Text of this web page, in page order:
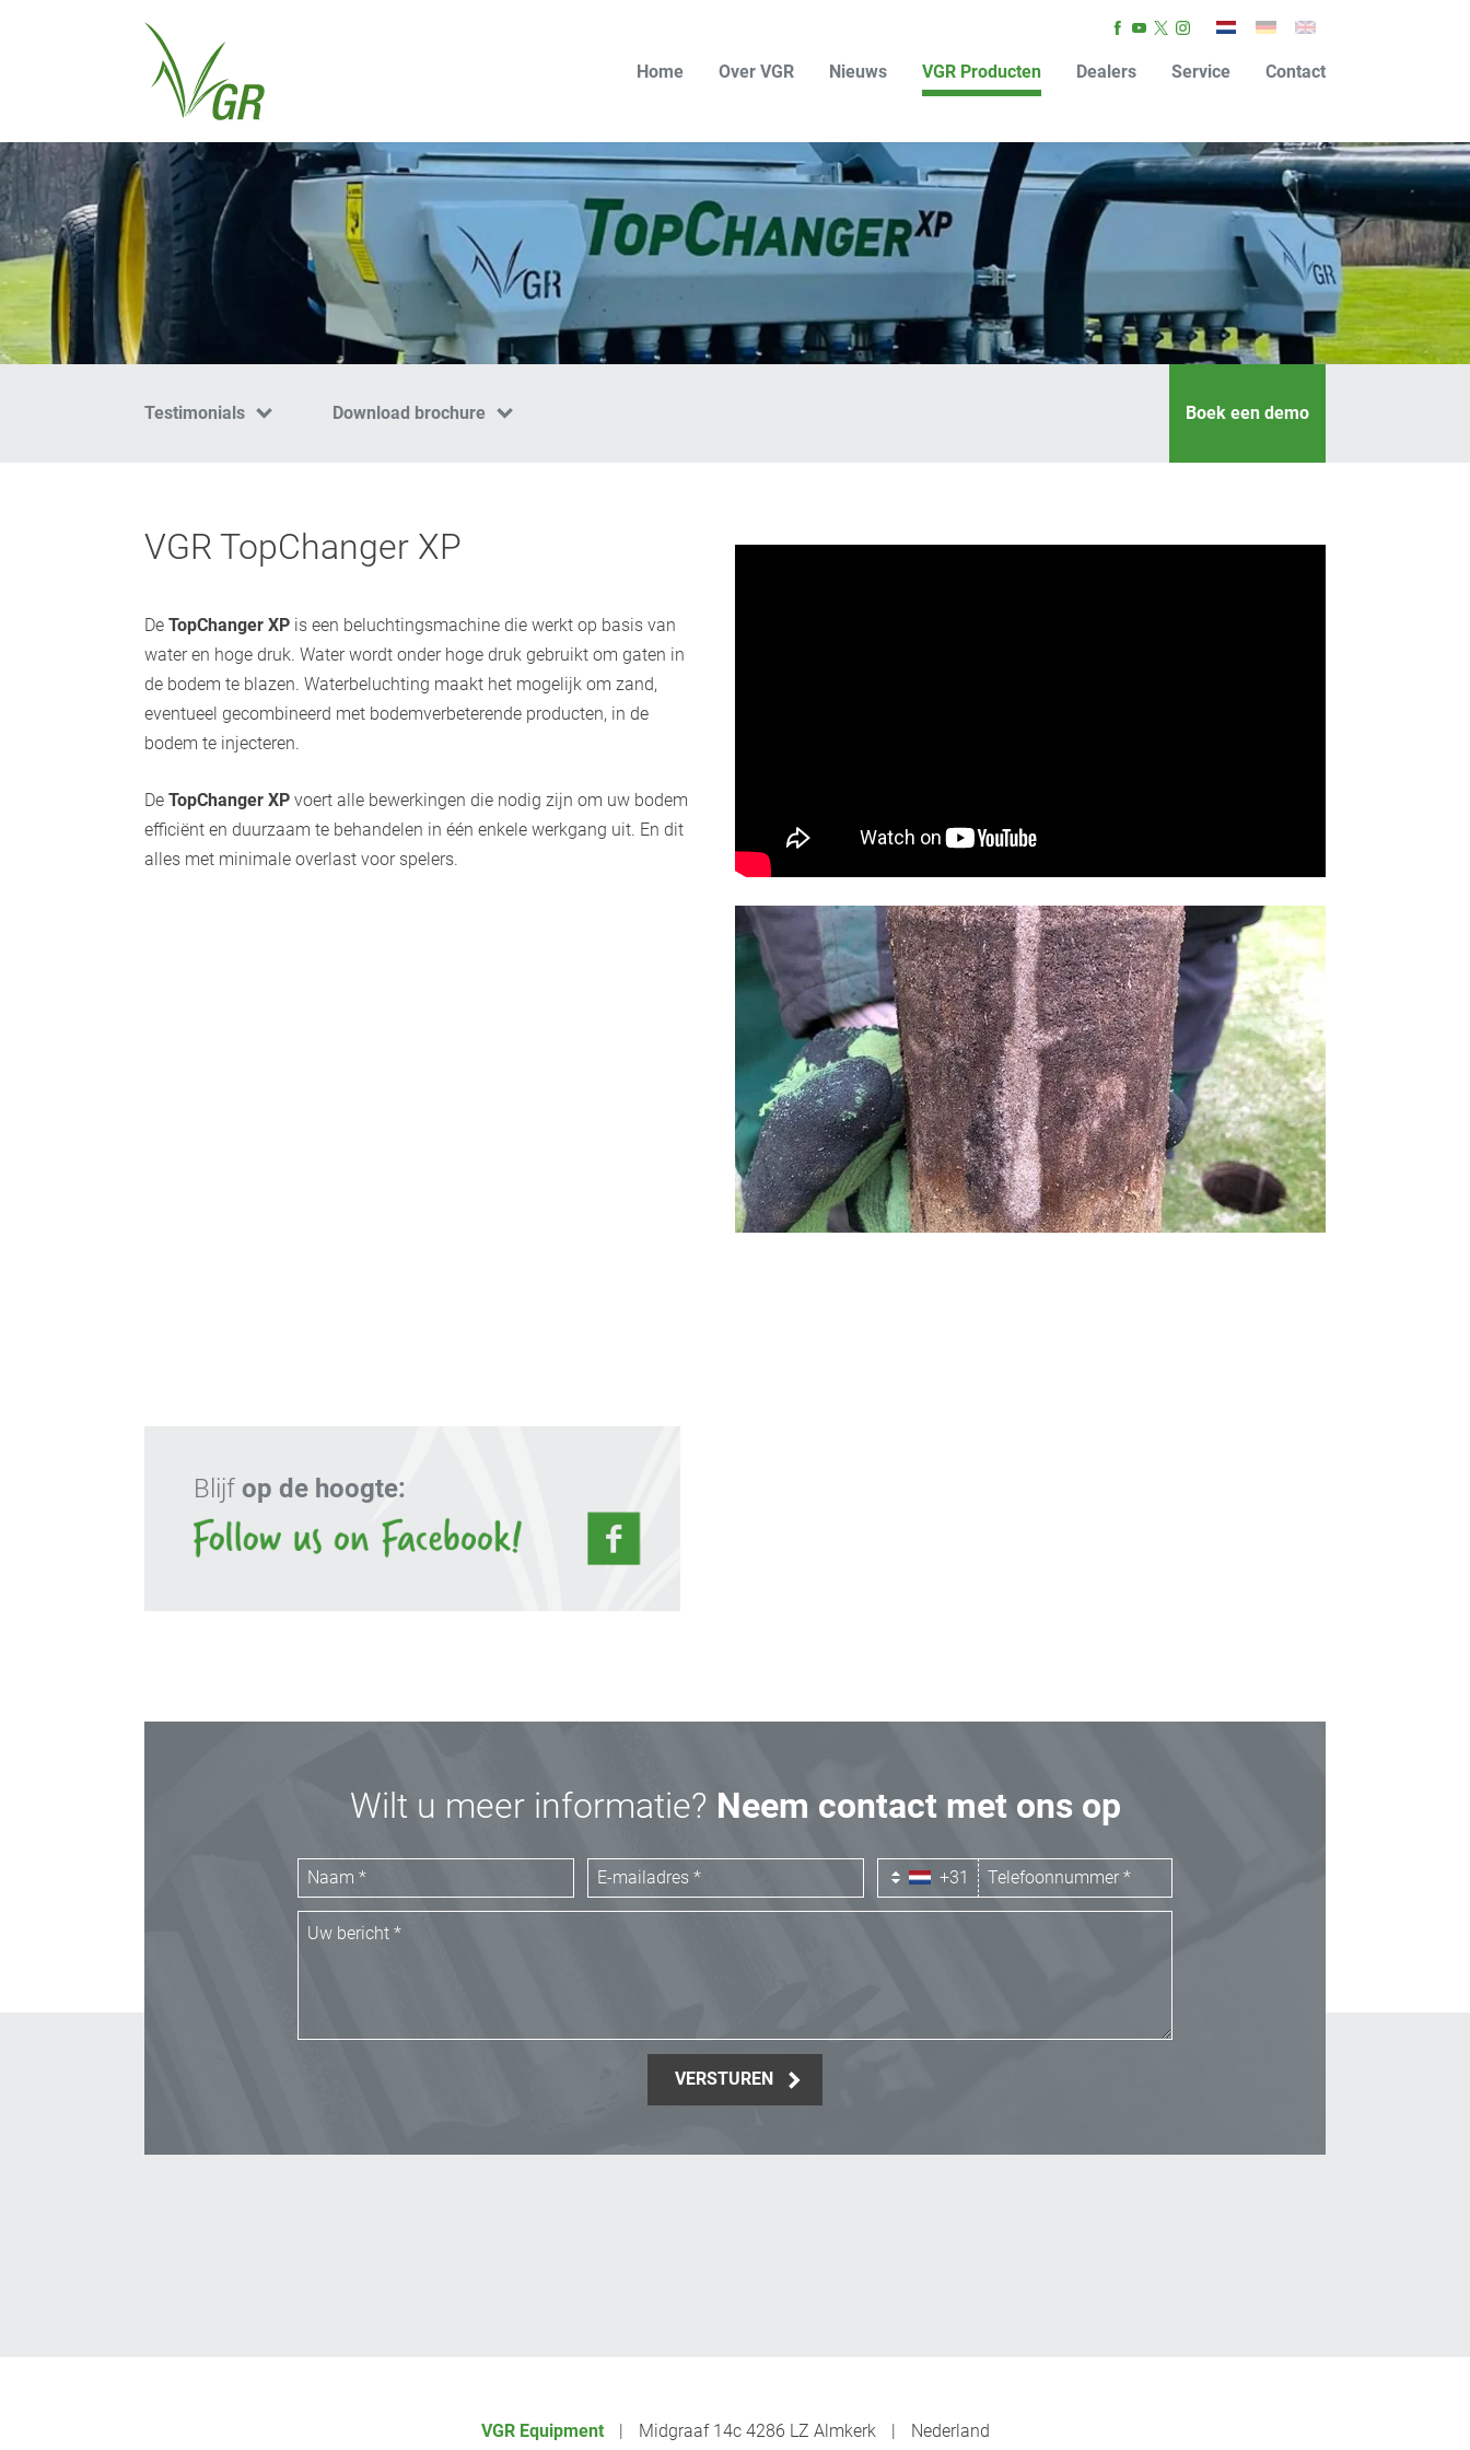
Home Over VGR Nieuws VGR Producten Dealers Service Contact
Testimonials Download brochure Boek een demo
VGR TopChanger XP
De TopChanger XP is een beluchtingsmachine die werkt op basis van
water en hoge druk. Water wordt onder hoge druk gebruikt om gaten in
de bodem te blazen. Waterbeluchting maakt het mogelijk om zand,
eventueel gecombineerd met bodemverbeterende producten, in de
bodem te injecteren.
De TopChanger XP voert alle bewerkingen die nodig zijn om uw bodem
efficiënt en duurzaam te behandelen in één enkele werkgang uit. En dit
alles met minimale overlast voor spelers.
Blijf op de hoogte:
Wilt u meer informatie? Neem contact met ons op
+31
VERSTUREN
VGR Equipment Midgraaf 14c 4286 LZ Almkerk Nederland